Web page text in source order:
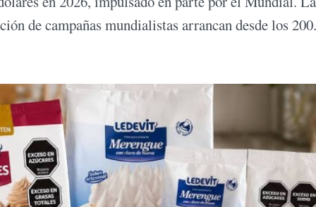
de campañas mundialistas arrancan desde los